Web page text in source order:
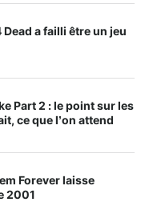
a failli être un jeu
Part 2 : le point sur les
ce que l’on attend
Forever laisse
2001